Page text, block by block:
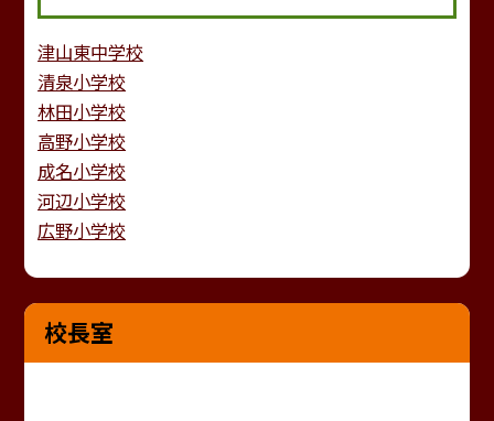
津山東中学校
清泉小学校
林田小学校
高野小学校
成名小学校
河辺小学校
広野小学校
校長室